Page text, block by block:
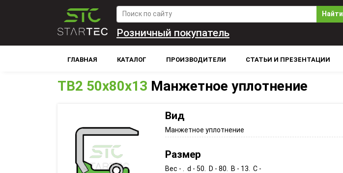
Найти
Розничный покупатель
ГЛАВНАЯ КАТАЛОГ ПРОИЗВОДИТЕЛИ СТАТЬИ И ПРЕЗЕНТАЦИИ
TB2 50x80x13 Манжетное уплотнение
Вид
Манжетное уплотнение
Размер
Вес - . d - 50. D - 80. B - 13. C -